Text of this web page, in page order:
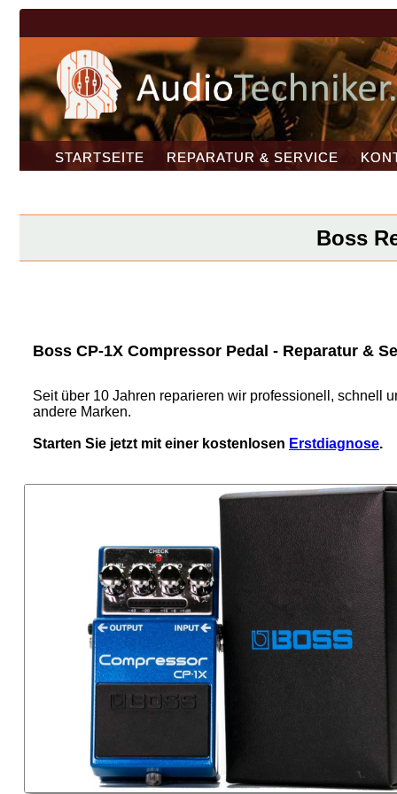
STARTSEITE REPARATUR & SERVICE
Boss
Boss CP-1X Compressor Pedal - Reparatur &
Seit über 10 Jahren reparieren wir professionell, schnell
andere Marken.
Starten Sie jetzt mit einer kostenlosen Erstdiagnose.